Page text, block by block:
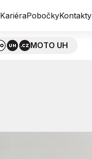
KariéraPobočkyKontakty
MOTO UH